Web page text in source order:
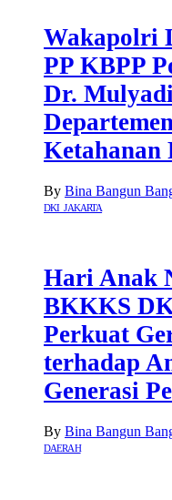
Wakapolri
PP KBPP
Dr.
Ketahanan
By Bina Bangun
DKI JAKARTA
Hari Anak
BKKKS
Perkuat
terhadap
Generasi
By Bina Bangun
DAERAH